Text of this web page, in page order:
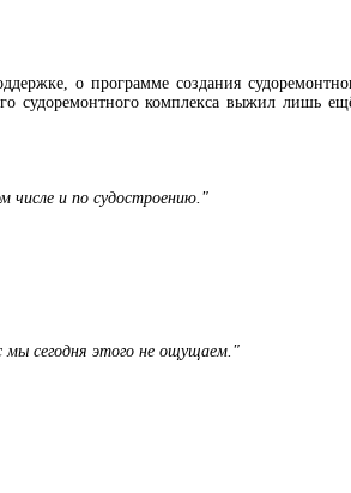
о программе создания
комплекса выжил лишь
числе и по судостроению."
мы сегодня этого не ощущаем."